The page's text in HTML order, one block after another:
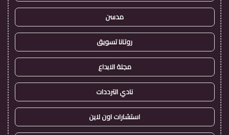
مدسن
روتانا تسويق
مجلة الابداع
نادي الترددات
استشارات اون لاين